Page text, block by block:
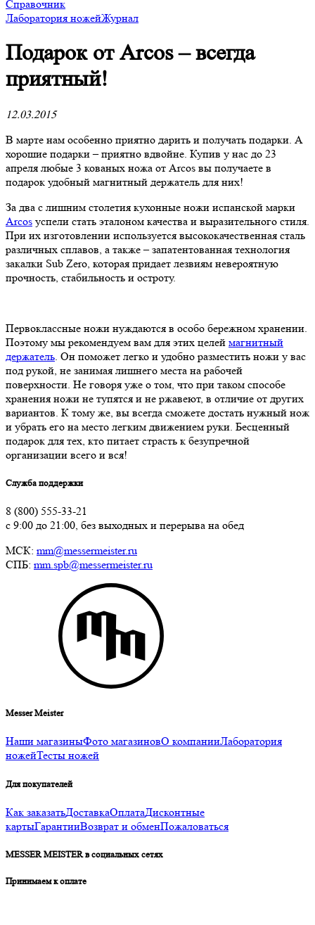
Справочник
Лаборатория ножейЖурнал
​Подарок от Arcos – всегда
приятный!
12.03.2015
В марте нам особенно приятно дарить и получать подарки. А
хорошие подарки – приятно вдвойне. Купив у нас до 23
апреля любые 3 кованых ножа от Arcos вы получаете в
подарок удобный магнитный держатель для них!
За два с лишним столетия кухонные ножи испанской марки
Arcos успели стать эталоном качества и выразительного стиля.
При их изготовлении используется высококачественная сталь
различных сплавов, а также – запатентованная технология
закалки Sub Zero, которая придает лезвиям невероятную
прочность, стабильность и остроту.
Первоклассные ножи нуждаются в особо бережном хранении.
Поэтому мы рекомендуем вам для этих целей магнитный
держатель . Он поможет легко и удобно разместить ножи у вас
под рукой, не занимая лишнего места на рабочей
поверхности. Не говоря уже о том, что при таком способе
хранения ножи не тупятся и не ржавеют, в отличие от других
вариантов. К тому же, вы всегда сможете достать нужный нож
и убрать его на место легким движением руки. Бесценный
подарок для тех, кто питает страсть к безупречной
организации всего и вся!
Служба поддержки
8 (800) 555-33-21
с 9:00 до 21:00, без выходных и перерыва на обед
МСК: mm@messermeister.ru
СПБ: mm.spb@messermeister.ru
Messer Meister
Наши магазиныФото магазиновО компанииЛаборатория
ножейТесты ножей
Для покупателей
Как заказатьДоставкаОплатаДисконтные
картыГарантииВозврат и обменПожаловаться
MESSER MEISTER в социальных сетях
Принимаем к оплате